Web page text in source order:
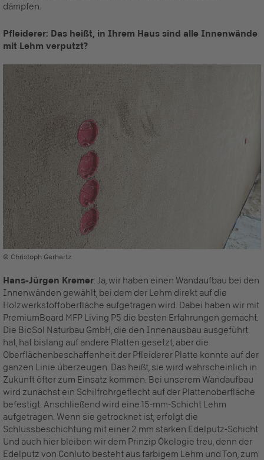
dämpfen.
Pfleiderer: Das heißt, in Ihrem Haus sind alle Innenwände
mit Lehm verputzt?
Hans-Jürgen Kremer: Ja, wir haben einen Wandaufbau bei den
Innenwänden gewählt, bei dem der Lehm direkt auf die
Holzwerkstoffoberfläche aufgetragen wird. Dabei haben wir mit
PremiumBoard MFP Living P5 die besten Erfahrungen gemacht.
Die BioSol Naturbau GmbH, die den Innenausbau ausgeführt
hat, hat bislang auf andere Platten gesetzt, aber die
Oberflächenbeschaffenheit der Pfleiderer Platte konnte auf der
ganzen Linie überzeugen. Das heißt, sie wird wahrscheinlich in
Zukunft öfter zum Einsatz kommen. Bei unserem Wandaufbau
wird zunächst ein Schilfrohrgeflecht auf der Plattenoberfläche
befestigt. Anschließend wird eine 15-mm-Schicht Lehm
aufgetragen. Wenn sie getrocknet ist, erfolgt die
Schlussbeschichtung mit einer 2 mm starken Edelputz-Schicht.
Und auch hier bleiben wir dem Prinzip Ökologie treu, denn der
Edelputz von Conluto besteht aus farbigem Lehm und Ton, zum
© Christoph Gerhartz